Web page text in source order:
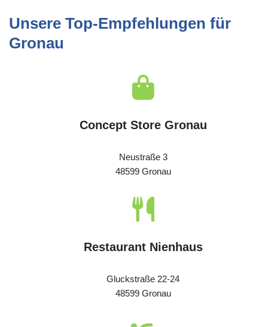
Unsere Top-Empfehlungen für
Gronau
Concept Store Gronau
Neustraße 3
48599 Gronau
Restaurant Nienhaus
Gluckstraße 22-24
48599 Gronau